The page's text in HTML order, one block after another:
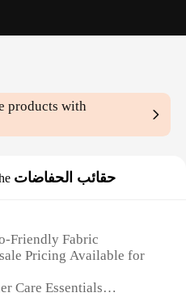
products with
حقائب الحفاضات
Friendly Fabric
Pricing Available for
Care Essentials